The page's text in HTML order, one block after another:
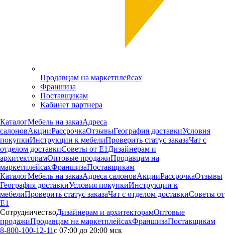
Продавцам на маркетплейсах
Франшиза
Поставщикам
Кабинет партнера
КаталогМебель на заказАдреса
салоновАкцииРассрочкаОтзывыГеография доставкиУсловия
покупкиИнструкции к мебелиПроверить статус заказаЧат с
отделом доставкиСоветы от Е1 Дизайнерам и
архитекторамОптовые продажиПродавцам на
маркетплейсахФраншизаПоставщикам
КаталогМебель на заказАдреса салоновАкцииРассрочкаОтзывы
География доставкиУсловия покупкиИнструкции к
мебелиПроверить статус заказаЧат с отделом доставкиСоветы от
Е1
СотрудничествоДизайнерам и архитекторамОптовые
продажиПродавцам на маркетплейсахФраншизаПоставщикам
8-800-100-12-11с 07:00 до 20:00 мск